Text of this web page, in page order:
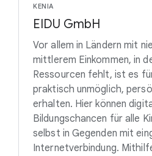
KENIA
EIDU GmbH
Vor allem in Ländern mit
mittlerem Einkommen, in
Ressourcen fehlt, ist es
praktisch unmöglich,
erhalten. Hier können
Bildungschancen für alle
selbst in Gegenden mit
Internetverbindung.